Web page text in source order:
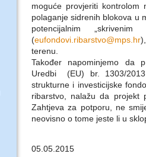
moguće provjeriti kontrolom
polaganje sidrenih blokova u
potencijalnim
(eufondovi.ribarstvo@mps.hr
terenu.
Također napominjemo da
Uredbi (EU) br. 1303/
strukturne i investicijske
ribarstvo, nalažu da projekt
Zahtjeva za potporu, ne
neovisno o tome jeste li u
05.05.2015